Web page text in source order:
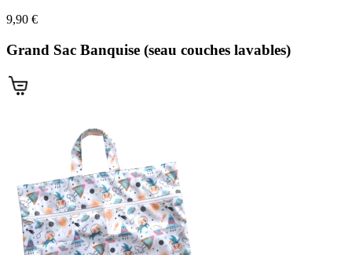
9,90 €
Grand Sac Banquise (seau couches lavables)